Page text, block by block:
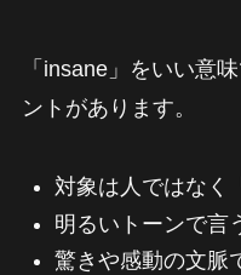
「insane」をいい意
ントがあります。
対象は人ではなく
明るいトーンで言
驚きや感動の文脈